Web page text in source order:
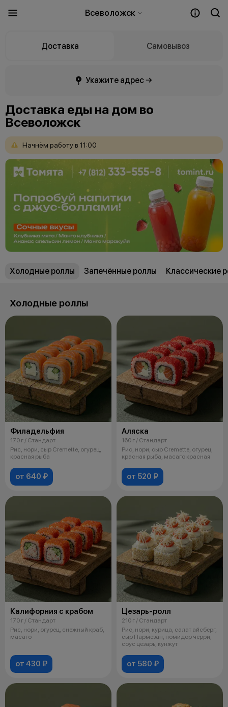
Всеволожск
Доставка Самовывоз
Укажите адрес →
Доставка еды на дом во
Всеволожск
Начнём работу в 11:00
Холодные роллы Запечённые роллы Классические
Холодные роллы
Филадельфия
170 г / Стандарт
Рис, нори, сыр Cremette, огурец,
красная рыба
от 640 ₽
Аляска
160 г / Стандарт
Рис, нори, сыр Cremette, огурец,
красная рыба, масаго красная
от 520 ₽
Калифорния с крабом
170 г / Стандарт
Рис, нори, огурец, снежный краб,
масаго
от 430 ₽
Цезарь-ролл
210 г / Стандарт
Рис, нори, курица, салат айсберг,
сыр Пармезан, помидор черри,
соус цезарь, кунжут
от 580 ₽